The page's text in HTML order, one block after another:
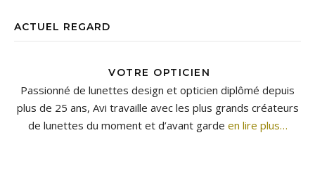
ACTUEL REGARD
VOTRE OPTICIEN
Passionné de lunettes design et opticien diplômé depuis
plus de 25 ans, Avi travaille avec les plus grands créateurs
de lunettes du moment et d’avant garde en lire plus…